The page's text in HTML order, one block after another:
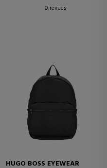
0 revues
HUGO BOSS EYEWEAR